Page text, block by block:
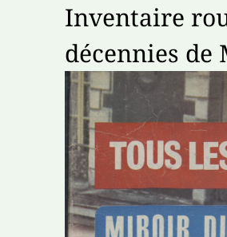
Inventaire
décennies de